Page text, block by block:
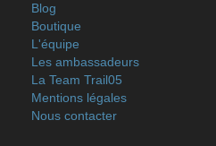
Blog
Boutique
L'équipe
Les ambassadeurs
La Team Trail05
Mentions légales
Nous contacter